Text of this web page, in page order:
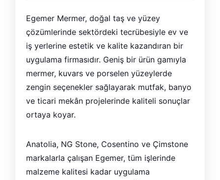
Egemer Mermer, doğal taş ve yüzey
çözümlerinde sektördeki tecrübesiyle ev ve
iş yerlerine estetik ve kalite kazandıran bir
uygulama firmasıdır. Geniş bir ürün gamıyla
mermer, kuvars ve porselen yüzeylerde
zengin seçenekler sağlayarak mutfak, banyo
ve ticari mekân projelerinde kaliteli sonuçlar
ortaya koyar.
Anatolia, NG Stone, Cosentino ve Çimstone
markalarla çalışan Egemer, tüm işlerinde
malzeme kalitesi kadar uygulama